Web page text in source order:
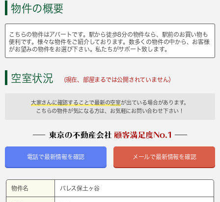
物件の概要
こちらの物件はアパートです。駅から徒歩8分の物件なら、駅前のお買い物も
便利です。様々な物件をご紹介しております。数多くの物件の中から、お客様
がお望みの物件をお選び下さい。私たちがサポート致します。
空室状況 (現在、部屋まるでは公開されていません）
大家さんに確認することで最新の空室が出ている場合があります。
こちらの物件が気になる方は、お気軽にお問い合わせ下さい！
電話で最新情報を確認 メールで最新情報を確認
物件名 パレス保土ヶ谷